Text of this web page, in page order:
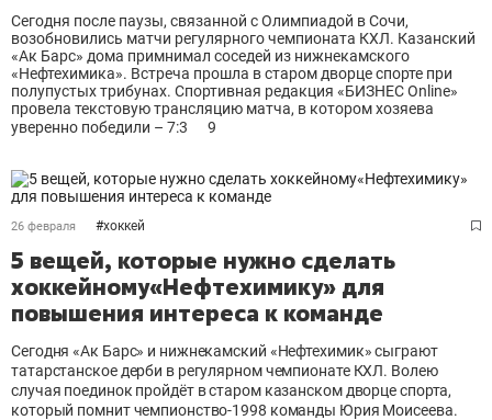
Сегодня после паузы, связанной с Олимпиадой в Сочи,
возобновились матчи регулярного чемпионата КХЛ. Казанский
«Ак Барс» дома примнимал соседей из нижнекамского
«Нефтехимика». Встреча прошла в старом дворце спорте при
полупустых трибунах. Спортивная редакция «БИЗНЕС Online»
провела текстовую трансляцию матча, в котором хозяева
уверенно победили – 7:3
9
26 февраля #хоккей
5 вещей, которые нужно сделать
хоккейному«Нефтехимику» для
повышения интереса к команде
Сегодня «Ак Барс» и нижнекамский «Нефтехимик» сыграют
татарстанское дерби в регулярном чемпионате КХЛ. Волею
случая поединок пройдёт в старом казанском дворце спорта,
который помнит чемпионство-1998 команды Юрия Моисеева.